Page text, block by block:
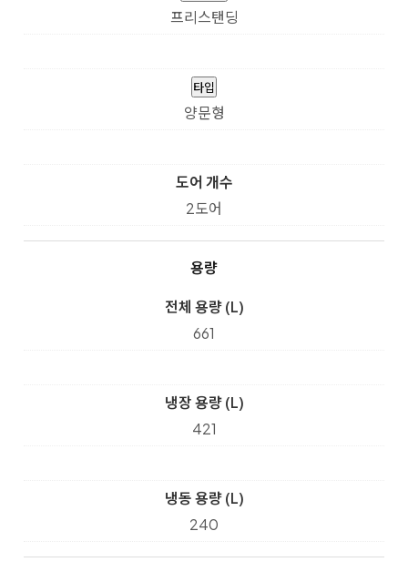
프리스탠딩
타입
양문형
도어 개수
2도어
용량
전체 용량 (L)
661
냉장 용량 (L)
421
냉동 용량 (L)
240